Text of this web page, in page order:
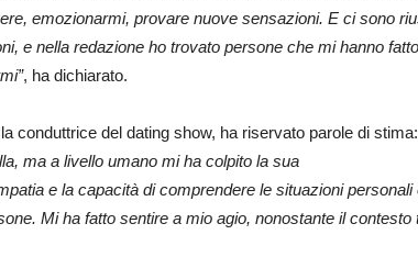
emozionarmi, provare nuove sensazioni. E ci sono
e nella redazione ho trovato persone che mi hanno
, ha dichiarato.
conduttrice del dating show, ha riservato parole di stima:
ma a livello umano mi ha colpito la sua
e la capacità di comprendere le situazioni personali
Mi ha fatto sentire a mio agio, nonostante il contesto